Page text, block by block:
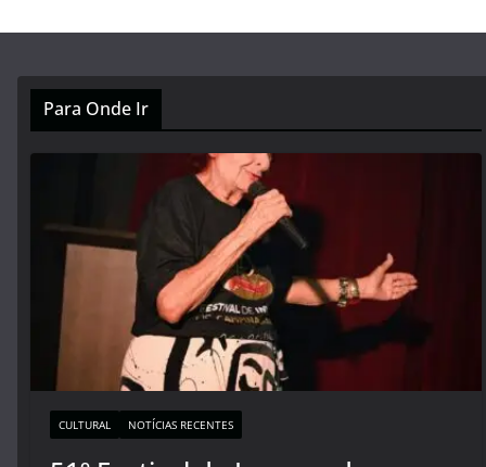
Para Onde Ir
CULTURAL NOTÍCIAS RECENTES